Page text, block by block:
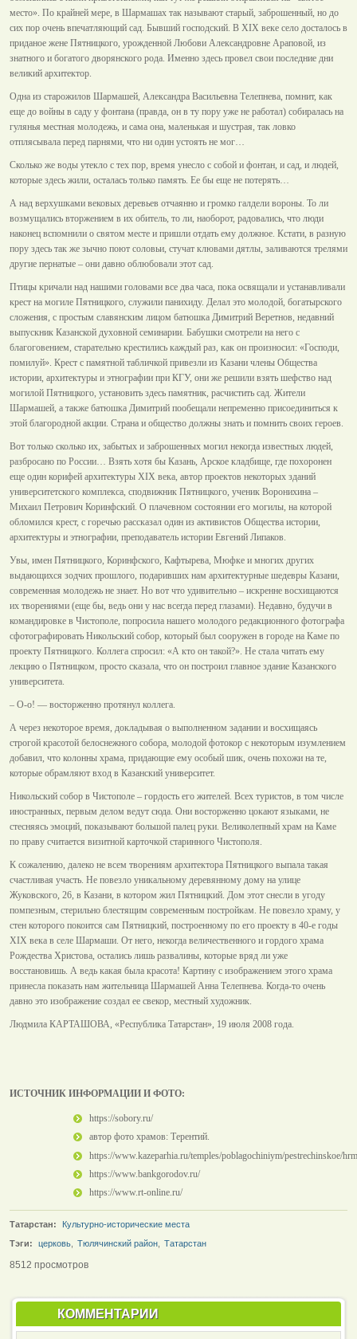
место». По крайней мере, в Шармашах так называют старый, заброшенный, но до
сих пор очень впечатляющий сад. Бывший господский. В ХIХ веке село досталось в
приданое жене Пятницкого, урожденной Любови Александровне Араповой, из
знатного и богатого дворянского рода. Именно здесь провел свои последние дни
великий архитектор.
Одна из старожилов Шармашей, Александра Васильевна Телепнева, помнит, как
еще до войны в саду у фонтана (правда, он в ту пору уже не работал) собиралась на
гулянья местная молодежь, и сама она, маленькая и шустрая, так ловко
отплясывала перед парнями, что ни один устоять не мог…
Сколько же воды утекло с тех пор, время унесло с собой и фонтан, и сад, и людей,
которые здесь жили, осталась только память. Ее бы еще не потерять…
А над верхушками вековых деревьев отчаянно и громко галдели вороны. То ли
возмущались вторжением в их обитель, то ли, наоборот, радовались, что люди
наконец вспомнили о святом месте и пришли отдать ему должное. Кстати, в разную
пору здесь так же зычно поют соловьи, стучат клювами дятлы, заливаются трелями
другие пернатые – они давно облюбовали этот сад.
Птицы кричали над нашими головами все два часа, пока освящали и устанавливали
крест на могиле Пятницкого, служили панихиду. Делал это молодой, богатырского
сложения, с простым славянским лицом батюшка Димитрий Веретнов, недавний
выпускник Казанской духовной семинарии. Бабушки смотрели на него с
благоговением, старательно крестились каждый раз, как он произносил: «Господи,
помилуй». Крест с памятной табличкой привезли из Казани члены Общества
истории, архитектуры и этнографии при КГУ, они же решили взять шефство над
могилой Пятницкого, установить здесь памятник, расчистить сад. Жители
Шармашей, а также батюшка Димитрий пообещали непременно присоединиться к
этой благородной акции. Страна и общество должны знать и помнить своих героев.
Вот только сколько их, забытых и заброшенных могил некогда известных людей,
разбросано по России… Взять хотя бы Казань, Арское кладбище, где похоронен
еще один корифей архитектуры ХIХ века, автор проектов некоторых зданий
университетского комплекса, сподвижник Пятницкого, ученик Воронихина –
Михаил Петрович Коринфский. О плачевном состоянии его могилы, на которой
обломился крест, с горечью рассказал один из активистов Общества истории,
архитектуры и этнографии, преподаватель истории Евгений Липаков.
Увы, имен Пятницкого, Коринфского, Кафтырева, Мюфке и многих других
выдающихся зодчих прошлого, подаривших нам архитектурные шедевры Казани,
современная молодежь не знает. Но вот что удивительно – искренне восхищаются
их творениями (еще бы, ведь они у нас всегда перед глазами). Недавно, будучи в
командировке в Чистополе, попросила нашего молодого редакционного фотографа
сфотографировать Никольский собор, который был сооружен в городе на Каме по
проекту Пятницкого. Коллега спросил: «А кто он такой?». Не стала читать ему
лекцию о Пятницком, просто сказала, что он построил главное здание Казанского
университета.
– О-о! — восторженно протянул коллега.
А через некоторое время, докладывая о выполненном задании и восхищаясь
строгой красотой белоснежного собора, молодой фотокор с некоторым изумлением
добавил, что колонны храма, придающие ему особый шик, очень похожи на те,
которые обрамляют вход в Казанский университет.
Никольский собор в Чистополе – гордость его жителей. Всех туристов, в том числе
иностранных, первым делом ведут сюда. Они восторженно цокают языками, не
стесняясь эмоций, показывают большой палец руки. Великолепный храм на Каме
по праву считается визитной карточкой старинного Чистополя.
К сожалению, далеко не всем творениям архитектора Пятницкого выпала такая
счастливая участь. Не повезло уникальному деревянному дому на улице
Жуковского, 26, в Казани, в котором жил Пятницкий. Дом этот снесли в угоду
помпезным, стерильно блестящим современным постройкам. Не повезло храму, у
стен которого покоится сам Пятницкий, построенному по его проекту в 40-е годы
ХIХ века в селе Шармаши. От него, некогда величественного и гордого храма
Рождества Христова, остались лишь развалины, которые вряд ли уже
восстановишь. А ведь какая была красота! Картину с изображением этого храма
принесла показать нам жительница Шармашей Анна Телепнева. Когда-то очень
давно это изображение создал ее свекор, местный художник.
Людмила КАРТАШОВА, «Республика Татарстан», 19 июля 2008 года.
ИСТОЧНИК ИНФОРМАЦИИ И ФОТО:
https://sobory.ru/
автор фото храмов: Терентий.
https://www.kazeparhia.ru/temples/poblagochiniym/pestrechinskoe/
https://www.bankgorodov.ru/
https://www.rt-online.ru/
Татарстан:
Культурно-исторические места
Тэги:
церковь Тюлячинский район Татарстан
8512 просмотров
КОММЕНТАРИИ